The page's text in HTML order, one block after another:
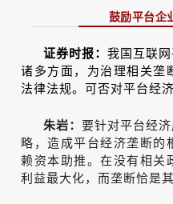
鼓励平台企
证券时报： 我国互联
诸多方面，为治理相关垄
法律法规。可否对平台经
朱岩： 要针对平台经
略，造成平台经济垄断的
赖资本助推。在没有相关
利益最大化，而垄断恰是